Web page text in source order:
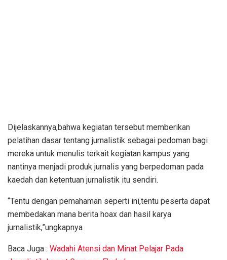
Dijelaskannya,bahwa kegiatan tersebut memberikan
pelatihan dasar tentang jurnalistik sebagai pedoman bagi
mereka untuk menulis terkait kegiatan kampus yang
nantinya menjadi produk jurnalis yang berpedoman pada
kaedah dan ketentuan jurnalistik itu sendiri.
“Tentu dengan pemahaman seperti ini,tentu peserta dapat
membedakan mana berita hoax dan hasil karya
jurnalistik,”ungkapnya
Baca Juga : Wadahi Atensi dan Minat Pelajar Pada